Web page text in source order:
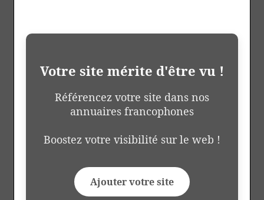
Votre site mérite d'être vu !
Référencez votre site dans nos
annuaires francophones
Boostez votre visibilité sur le web !
Ajouter votre site